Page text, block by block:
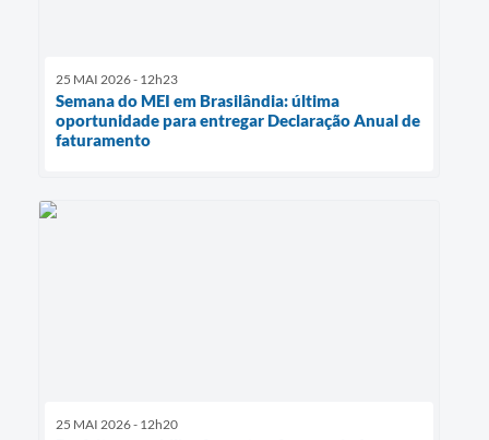
25 MAI 2026 - 12h23
Semana do MEI em Brasilândia: última
oportunidade para entregar Declaração Anual de
faturamento
25 MAI 2026 - 12h20